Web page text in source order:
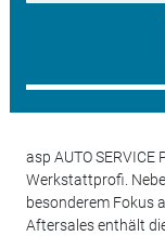
asp AUTO
Werkstattprofi.
besonderem Fokus
Aftersales enthält